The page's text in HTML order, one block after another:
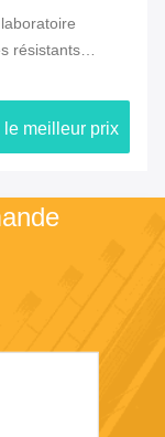
pratique de
d'établi en bois en
le meilleur prix